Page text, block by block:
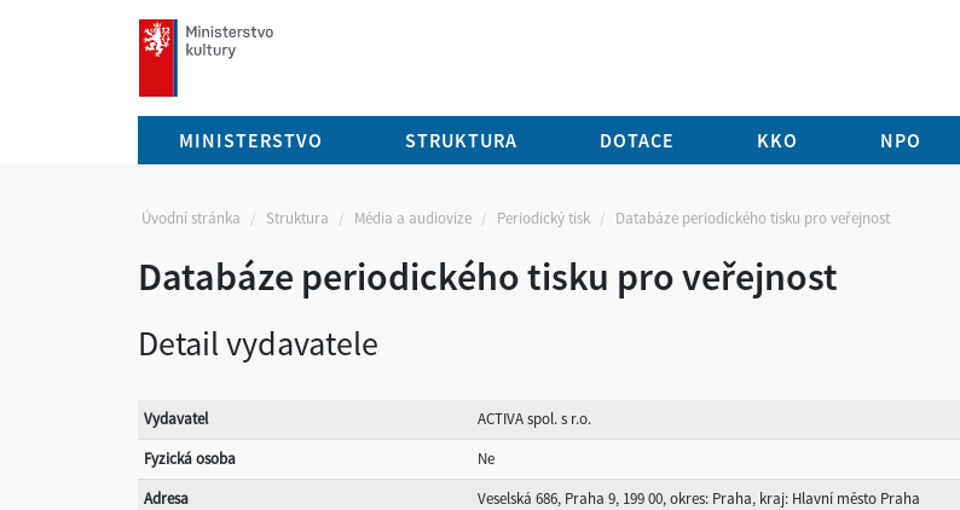
mkcr.cz
MINISTERSTVO STRUKTURA DOTACE KKO NPO
Úvodní stránka Struktura Média a audiovize Periodický tisk Databáze periodického tisku pro veřejnost
Databáze periodického tisku pro veřejnost
Detail vydavatele
Vydavatel
ACTIVA spol. s r.o.
Fyzická osoba
Ne
Adresa
Veselská 686, Praha 9, 199 00, okres: Praha, kraj: Hlavní město Praha